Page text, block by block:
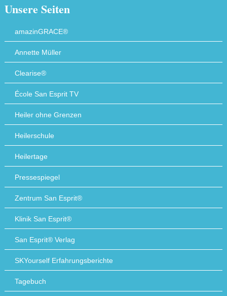
Unsere Seiten
amazinGRACE®
Annette Müller
Clearise®
École San Esprit TV
Heiler ohne Grenzen
Heilerschule
Heilertage
Pressespiegel
Zentrum San Esprit®
Klinik San Esprit®
San Esprit® Verlag
SKYourself Erfahrungsberichte
Tagebuch